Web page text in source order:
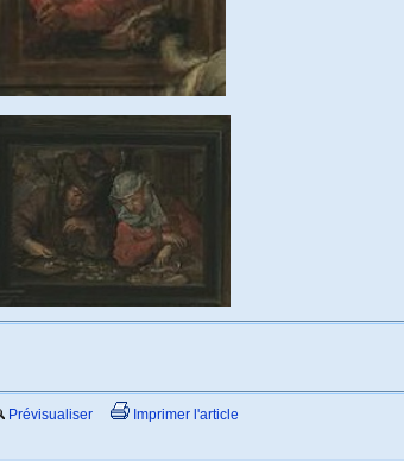
Prévisualiser Imprimer l'article